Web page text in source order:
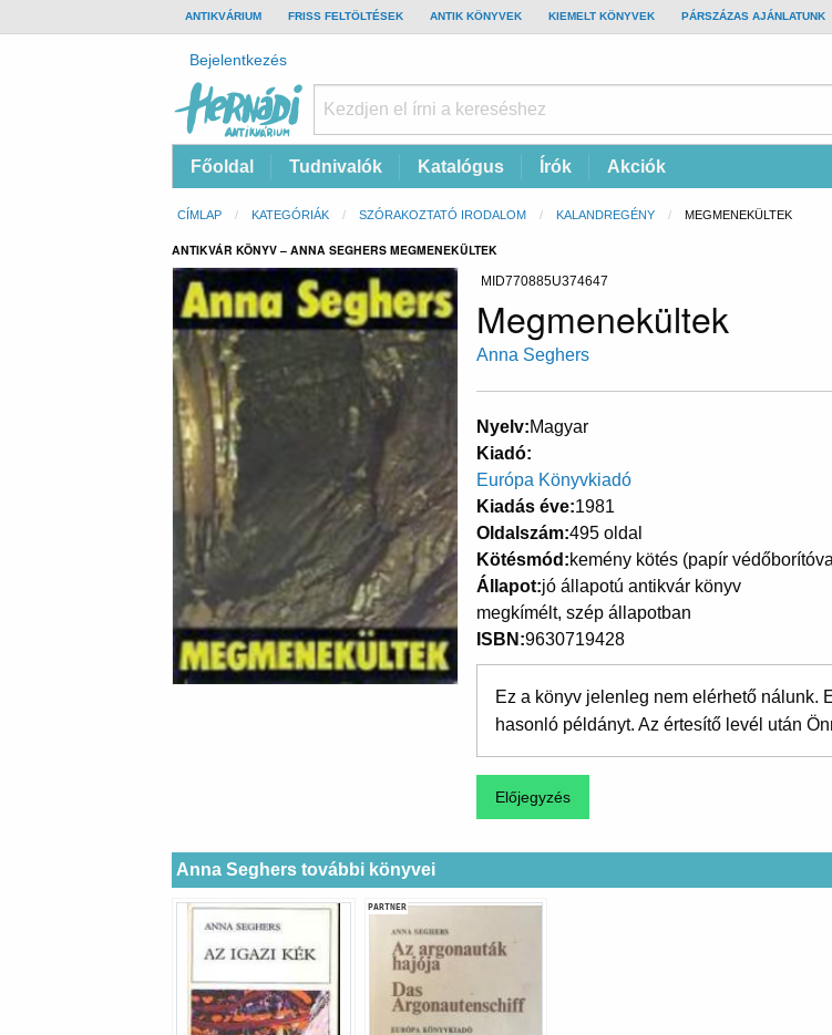
TOP
BAR
ANTIKVÁRIUM FRISS FELTÖLTÉSEK ANTIK KÖNYVEK KIEMELT KÖNYVEK PÁRSZÁZAS AJÁNLATUNK
Felhasználói
fiók
menüje
Bejelentkezés
Antikvárium
Online
Fő
navigáció
Főoldal Tudnivalók Katalógus Írók Akciók
Morzsa
CÍMLAP KATEGÓRIÁK SZÓRAKOZTATÓ IRODALOM KALANDREGÉNY CURRENT:
MEGMENEKÜLTEK
ANTIKVÁR KÖNYV – ANNA SEGHERS MEGMENEKÜLTEK
MID770885U374647
Megmenekültek
Anna Seghers
Nyelv Magyar
Kiadó
Európa Könyvkiadó
Kiadás éve 1981
Oldalszám 495 oldal
Kötésmód kemény kötés (papír
Állapot jó állapotú antikvár könyv
megkímélt, szép állapotban
ISBN 9630719428
Ez a könyv jelenleg nem elérhető nálunk.
hasonló példányt. Az értesítő levél után
Anna Seghers további könyvei
PARTNER